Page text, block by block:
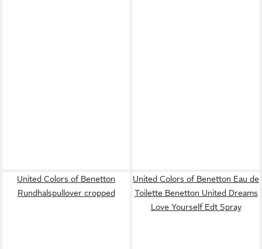
United Colors of Benetton
Rundhalspullover cropped
United Colors of Benetton Eau de
Toilette Benetton United Dreams
Love Yourself Edt Spray